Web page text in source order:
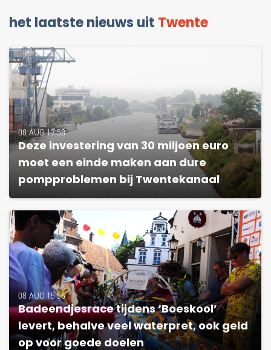
het laatste nieuws uit Twente
08 AUG 17:58
Deze investering van 30 miljoen euro
moet een einde maken aan dure
pompproblemen bij Twentekanaal
08 AUG 15:56
Badeendjesrace tijdens ‘Boeskool’
levert, behalve veel waterpret, ook geld
op voor goede doelen